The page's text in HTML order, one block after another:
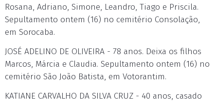
Rosana, Adriano, Simone, Leandro, Tiago e Priscila.
Sepultamento ontem (16) no cemitério Consolação,
em Sorocaba.
JOSÉ ADELINO DE OLIVEIRA - 78 anos. Deixa os filhos
Marcos, Márcia e Claudia. Sepultamento ontem (16) no
cemitério São João Batista, em Votorantim.
KATIANE CARVALHO DA SILVA CRUZ - 40 anos, casado